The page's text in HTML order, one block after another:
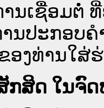
ນເຊື່ອມຕໍ່ ທີ່
ນປະກອບ
ອງທ່ານໃສ່
ກສິດ ໃນຈົ